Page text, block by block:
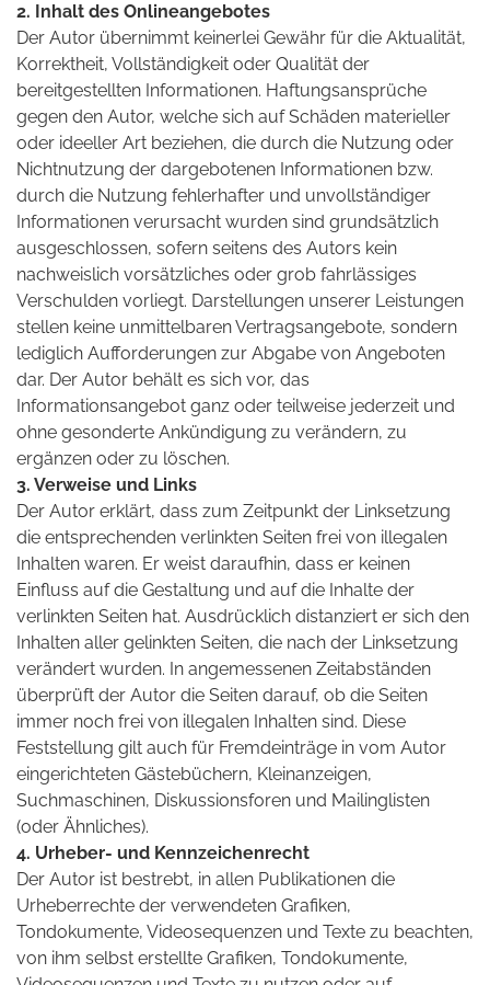
2. Inhalt des Onlineangebotes
Der Autor übernimmt keinerlei Gewähr für die Aktualität,
Korrektheit, Vollständigkeit oder Qualität der
bereitgestellten Informationen. Haftungsansprüche
gegen den Autor, welche sich auf Schäden materieller
oder ideeller Art beziehen, die durch die Nutzung oder
Nichtnutzung der dargebotenen Informationen bzw.
durch die Nutzung fehlerhafter und unvollständiger
Informationen verursacht wurden sind grundsätzlich
ausgeschlossen, sofern seitens des Autors kein
nachweislich vorsätzliches oder grob fahrlässiges
Verschulden vorliegt. Darstellungen unserer Leistungen
stellen keine unmittelbaren Vertragsangebote, sondern
lediglich Aufforderungen zur Abgabe von Angeboten
dar. Der Autor behält es sich vor, das
Informationsangebot ganz oder teilweise jederzeit und
ohne gesonderte Ankündigung zu verändern, zu
ergänzen oder zu löschen.
3. Verweise und Links
Der Autor erklärt, dass zum Zeitpunkt der Linksetzung
die entsprechenden verlinkten Seiten frei von illegalen
Inhalten waren. Er weist daraufhin, dass er keinen
Einfluss auf die Gestaltung und auf die Inhalte der
verlinkten Seiten hat. Ausdrücklich distanziert er sich den
Inhalten aller gelinkten Seiten, die nach der Linksetzung
verändert wurden. In angemessenen Zeitabständen
überprüft der Autor die Seiten darauf, ob die Seiten
immer noch frei von illegalen Inhalten sind. Diese
Feststellung gilt auch für Fremdeinträge in vom Autor
eingerichteten Gästebüchern, Kleinanzeigen,
Suchmaschinen, Diskussionsforen und Mailinglisten
(oder Ähnliches).
4. Urheber- und Kennzeichenrecht
Der Autor ist bestrebt, in allen Publikationen die
Urheberrechte der verwendeten Grafiken,
Tondokumente, Videosequenzen und Texte zu beachten,
von ihm selbst erstellte Grafiken, Tondokumente,